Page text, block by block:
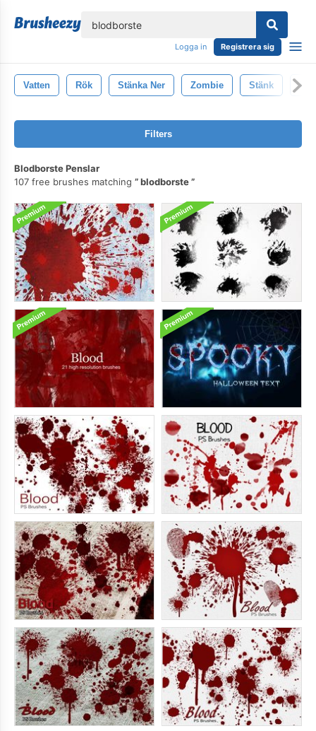
Logga in Registrera sig
Vatten Rök Stänka Ner Zombie Stänk
Filters
Blodborste Penslar
107 free brushes matching
blodborste